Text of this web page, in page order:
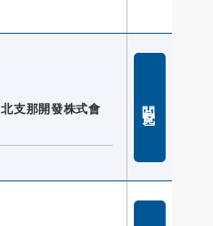
北支那開發株式會